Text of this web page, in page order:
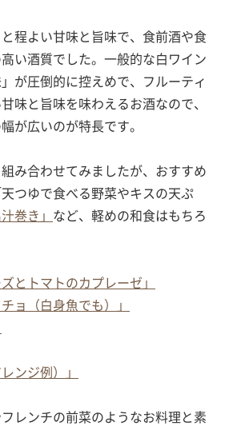
程よい甘味と旨味で、食前酒や食
い酒質でした。一般的な白ワイン
が圧倒的に控えめで、フルーティ
味と旨味を味わえるお酒なので、
が広いのが特長です。
み合わせてみましたが、おすすめ
つゆで食べる野菜やキスの天ぷ
巻き」 など、軽めの和食はもちろ
とトマトのカプレーゼ」
ョ（白身魚でも）」
ンジ例）」
レンチの前菜のようなお料理と素